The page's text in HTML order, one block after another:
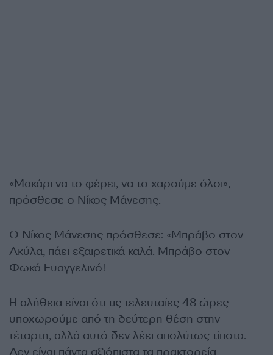
«Μακάρι να το φέρει, να το χαρούμε όλοι»,
πρόσθεσε ο Νίκος Μάνεσης.
Ο Νίκος Μάνεσης πρόσθεσε: «Μπράβο στον
Ακύλα, πάει εξαιρετικά καλά. Μπράβο στον
Φωκά Ευαγγελινό!
Η αλήθεια είναι ότι τις τελευταίες 48 ώρες
υποχωρούμε από τη δεύτερη θέση στην
τέταρτη, αλλά αυτό δεν λέει απολύτως τίποτα.
Δεν είναι πάντα αξιόπιστα τα πρακτορεία